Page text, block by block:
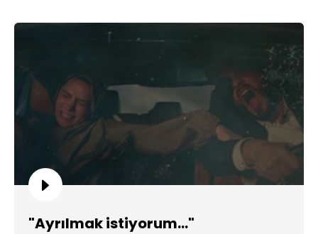
"Ayrılmak istiyorum..."